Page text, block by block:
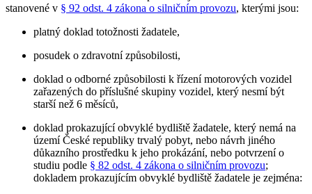
stanovené v § 92 odst. 4 zákona o silničním provozu, kterými jsou:
platný doklad totožnosti žadatele,
posudek o zdravotní způsobilosti,
doklad o odborné způsobilosti k řízení motorových vozidel
zařazených do příslušné skupiny vozidel, který nesmí být
starší než 6 měsíců,
doklad prokazující obvyklé bydliště žadatele, který nemá na
území České republiky trvalý pobyt, nebo návrh jiného
důkazního prostředku k jeho prokázání, nebo potvrzení o
studiu podle § 82 odst. 4 zákona o silničním provozu;
dokladem prokazujícím obvyklé bydliště žadatele je zejména: